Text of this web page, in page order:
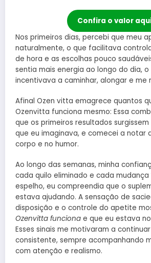
Confira o valor
Nos primeiros dias, percebi que meu
naturalmente, o que facilitava
de hora e as escolhas pouco
sentia mais energia ao longo do dia, o
incentivava a caminhar, alongar e me
Afinal Ozen vitta emagrece quantos
Ozenvitta funciona mesmo: Essa
que os primeiros resultados
que eu imaginava, e comecei a notar
corpo e no humor.
Ao longo das semanas, minha
cada quilo eliminado e cada mudança
espelho, eu compreendia que o
estava ajudando. A sensação de
disposição e o controle do apetite
Ozenvitta funciona e que eu estava
Esses sinais me motivaram a
consistente, sempre acompanhando
com atenção e realismo.